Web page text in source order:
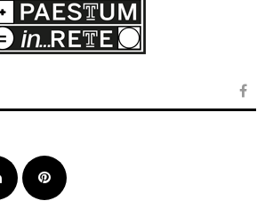
LinkedInPinterest